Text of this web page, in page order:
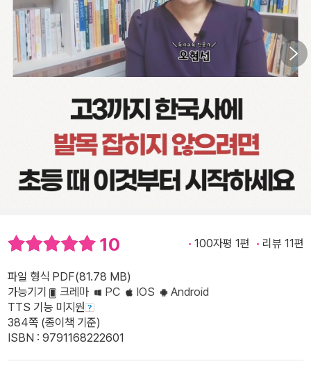
10 100자평 1편 리뷰 11편
파일 형식 PDF(81.78 MB)
가능기기
크레마 PC IOS
Android
TTS 기능 미지원
384쪽 (종이책 기준)
ISBN : 9791168222601